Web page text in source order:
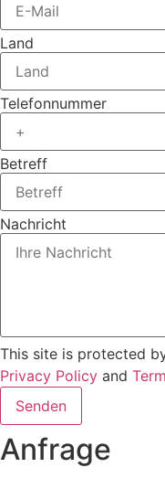
Land
Telefonnummer
Betreff
Nachricht
This site is protected
Privacy Policy and
Senden
Anfrage